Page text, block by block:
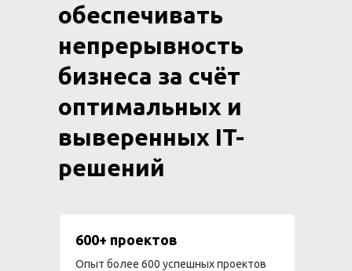
обеспечивать
непрерывность
бизнеса за счёт
оптимальных и
выверенных IT-
решений
600+ проектов
Опыт более 600 успешных проектов